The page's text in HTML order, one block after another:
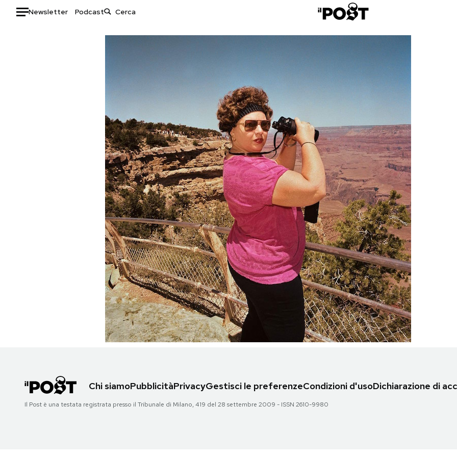
Newsletter Podcast
Auto
Storie/Idee
Ok Boomer!
Media
Europa
Altrecose
Mondiali calcio 2026
CALENDARIO Chi siamoPubblicitàPrivacyGestisci le preferenzeCondizioni d'usoDichiarazione di
Il Post è una testata registrata presso il Tribunale di Milano, 419 del 28 settembre 2009 - ISSN 2610-9980